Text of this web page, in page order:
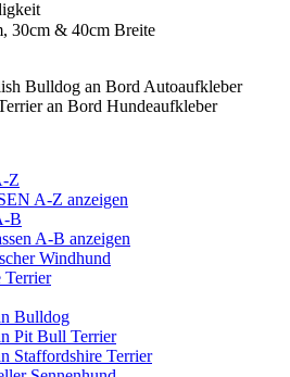
30cm & 40cm Breite
Z
A-Z anzeigen
B
A-B anzeigen
Windhund
Terrier
Bulldog
Pit Bull Terrier
Staffordshire Terrier